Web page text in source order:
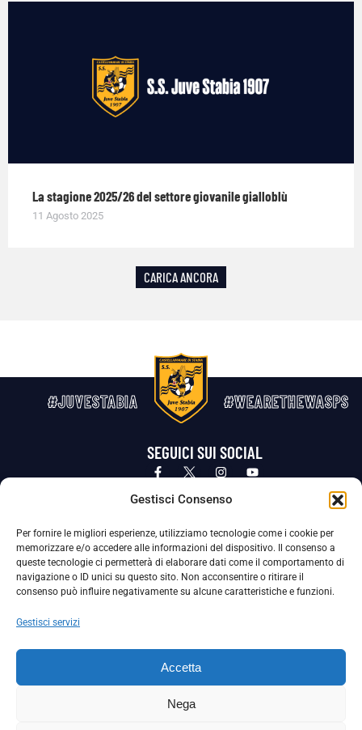
Gestisci Consenso
Per fornire le migliori esperienze, utilizziamo tecnologie come i cookie per
memorizzare e/o accedere alle informazioni del dispositivo. Il consenso a
queste tecnologie ci permetterà di elaborare dati come il comportamento di
navigazione o ID unici su questo sito. Non acconsentire o ritirare il
consenso può influire negativamente su alcune caratteristiche e funzioni.
Gestisci servizi
Accetta
Nega
La stagione 2025/26 del settore giovanile gialloblù
11 Agosto 2025
CARICA ANCORA
#JUVESTABIA #WEARETHEWASPS
SEGUICI SUI SOCIAL
Privacy Policy Cookie Policy
La Società ha nominato il Responsabile della Protezione dei Dati Personali (DPO), figura specializzata che vigila sulle modalità
adottate dalla nostra Società per tutelare i Suoi dati personali.
Per contattare il DPO può scrivere a
La Società ha inoltre adottato un proprio Codice Etico, consultabile al seguente link: